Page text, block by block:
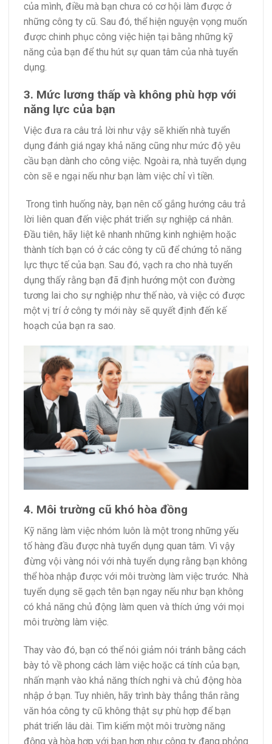
của mình, điều mà bạn chưa có cơ hội làm được ở
những công ty cũ. Sau đó, thể hiện nguyện vọng muốn
được chinh phục công việc hiện tại bằng những kỹ
năng của bạn để thu hút sự quan tâm của nhà tuyển
dụng.
3. Mức lương thấp và không phù hợp với
năng lực của bạn
Việc đưa ra câu trả lời như vậy sẽ khiến nhà tuyển
dụng đánh giá ngay khả năng cũng như mức độ yêu
cầu bạn dành cho công việc. Ngoài ra, nhà tuyển dụng
còn sẽ e ngại nếu như bạn làm việc chỉ vì tiền.
Trong tình huống này, bạn nên cố gắng hướng câu trả
lời liên quan đến việc phát triển sự nghiệp cá nhân.
Đầu tiên, hãy liệt kê nhanh những kinh nghiệm hoặc
thành tích bạn có ở các công ty cũ để chứng tỏ năng
lực thực tế của bạn. Sau đó, vạch ra cho nhà tuyển
dụng thấy rằng bạn đã định hướng một con đường
tương lai cho sự nghiệp như thế nào, và việc có được
một vị trí ở công ty mới này sẽ quyết định đến kế
hoạch của bạn ra sao.
4. Môi trường cũ khó hòa đồng
Kỹ năng làm việc nhóm luôn là một trong những yếu
tố hàng đầu được nhà tuyển dụng quan tâm. Vì vậy
đừng vội vàng nói với nhà tuyển dụng rằng bạn không
thể hòa nhập được với môi trường làm việc trước. Nhà
tuyển dụng sẽ gạch tên bạn ngay nếu như bạn không
có khả năng chủ động làm quen và thích ứng với mọi
môi trường làm việc.
Thay vào đó, bạn có thể nói giảm nói tránh bằng cách
bày tỏ về phong cách làm việc hoặc cá tính của bạn,
nhấn mạnh vào khả năng thích nghi và chủ động hòa
nhập ở bạn. Tuy nhiên, hãy trình bày thẳng thắn rằng
văn hóa công ty cũ không thật sự phù hợp để bạn
phát triển lâu dài. Tìm kiếm một môi trường năng
động và hòa hợp với bạn hơn như công ty đang phỏng